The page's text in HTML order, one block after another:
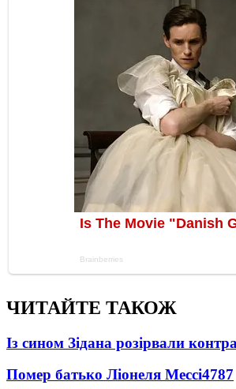
ЧИТАЙТЕ ТАКОЖ
Із сином Зідана розірвали
Помер батько Ліонеля Мессі4787